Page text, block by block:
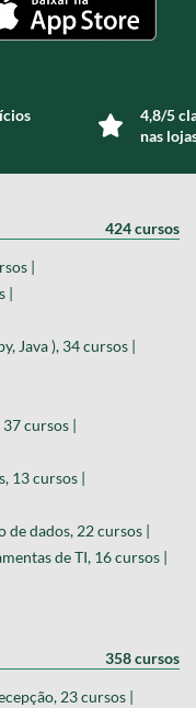
4,8/5
nas
424 cursos
|
|
Java ), 34 cursos |
cursos |
13 cursos |
de dados, 22 cursos |
de TI, 16 cursos |
358 cursos
23 cursos |